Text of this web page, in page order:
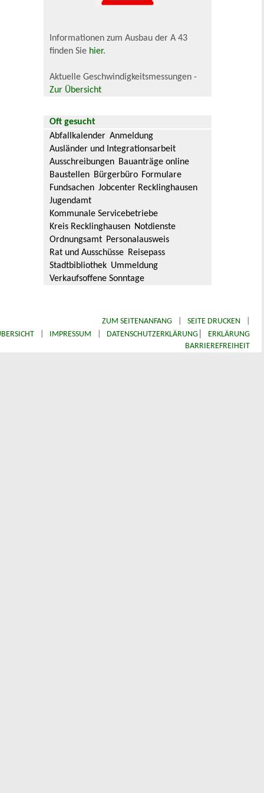
Informationen zum Ausbau der A 43
finden Sie hier.
Aktuelle Geschwindigkeitsmessungen -
Zur Übersicht
Oft gesucht
Abfallkalender Anmeldung
Ausländer und Integrationsarbeit
Ausschreibungen Bauanträge online
Baustellen Bürgerbüro Formulare
Fundsachen Jobcenter Recklinghausen
Jugendamt
Kommunale Servicebetriebe
Kreis Recklinghausen Notdienste
Ordnungsamt Personalausweis
Rat und Ausschüsse Reisepass
Stadtbibliothek Ummeldung
Verkaufsoffene Sonntage
ZUM SEITENANFANG SEITE DRUCKEN
IMPRESSUM DATENSCHUTZERKLÄRUNG|
ERKLÄRUNG
BARRIEREFREIHEIT